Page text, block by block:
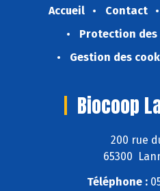
Accueil Contact
Protection des
Gestion des
Biocoop
200 rue
65300
Téléphone :